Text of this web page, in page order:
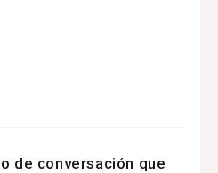
de conversación que